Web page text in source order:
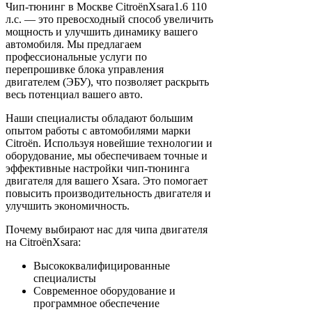
Чип-тюнинг в Москве CitroënXsara1.6 110
л.с. — это превосходный способ увеличить
мощность и улучшить динамику вашего
автомобиля. Мы предлагаем
профессиональные услуги по
перепрошивке блока управления
двигателем (ЭБУ), что позволяет раскрыть
весь потенциал вашего авто.
Наши специалисты обладают большим
опытом работы с автомобилями марки
Citroën. Используя новейшие технологии и
оборудование, мы обеспечиваем точные и
эффективные настройки чип-тюнинга
двигателя для вашего Xsara. Это помогает
повысить производительность двигателя и
улучшить экономичность.
Почему выбирают нас для чипа двигателя
на CitroënXsara:
Высококвалифицированные
специалисты
Современное оборудование и
программное обеспечение